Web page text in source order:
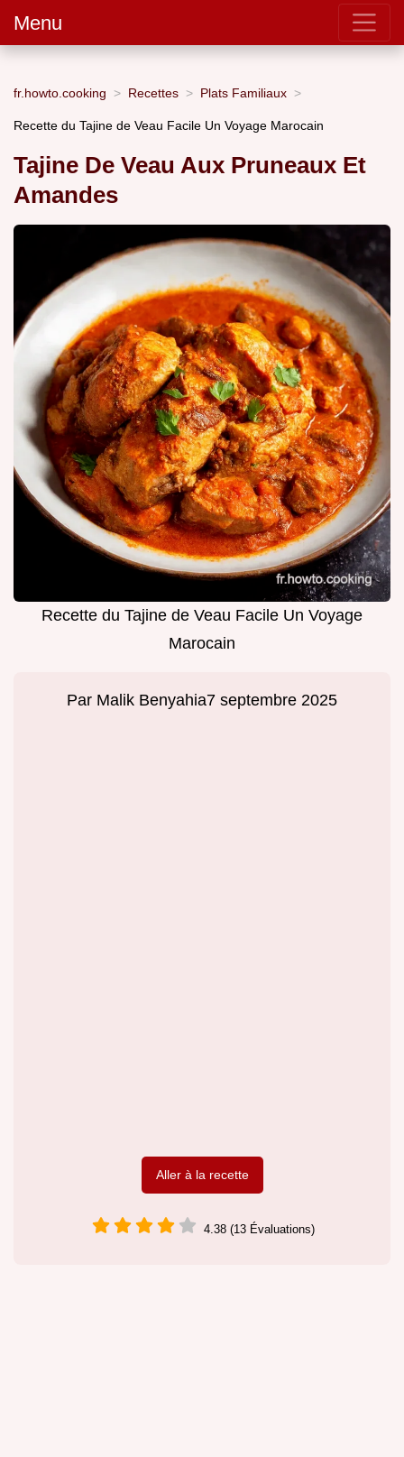
Menu
fr.howto.cooking Recettes Plats Familiaux
Recette du Tajine de Veau Facile Un Voyage Marocain
Tajine De Veau Aux Pruneaux Et
Amandes
Recette du Tajine de Veau Facile Un Voyage
Marocain
Par Malik Benyahia7 septembre 2025
Aller à la recette
4.38 (13 Évaluations)